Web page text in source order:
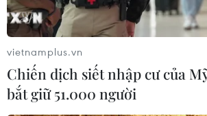
vietnamplus.vn
Chiến dịch siết nhập cư của
bắt giữ 51.000 người